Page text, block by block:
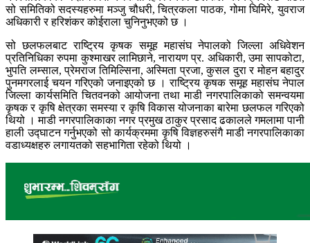
सो समितिको सदस्यहरुमा मञ्जु चौधरी, चित्रकला पाठक, गोमा घिमिरे, युवराज
अधिकारी र हरिशंकर कोईराला चुनिनुभएको छ ।
सो छलफलबाट राष्ट्रिय कृषक समूह महासंघनेपालको जिल्ला अधिवेशन
प्रतिनिधिका रुपमा कुश्माखर लामिछाने, नारायण प्र. अधिकारी, उमा सापकोटा,
भुपति लम्साल, प्रेमराज तिमिल्सिना, अस्मिता प्रजा, कुसल दुरा र मोहन बहादुर
पुनमगरलाई चयन गरिएको जनाइएको छ । राष्ट्रिय कृषक समूह महासंघ नेपाल
जिल्ला कार्यसमिति चितवनको आयोजना तथा माडी नगरपालिकाको समन्वयमा
कृषक र कृषि क्षेत्रका समस्या र कृषि विकास योजनाका बारेमा छलफल गरिएको
थियो । माडी नगरपालिकाका नगर प्रमुख ठाकुर प्रसाद ढकालले गमलामा पानी
हाली उद्घाटन गर्नुभएको सो कार्यक्रममा कृषि विज्ञहरुसंगै माडी नगरपालिकाका
वडाध्यक्षहरु लगायतको सहभागिता रहेको थियो ।